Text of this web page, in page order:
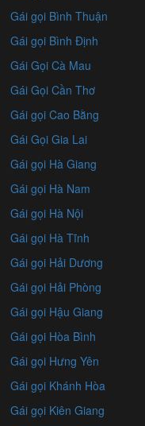
Gái gọi Bình Thuận
Gái gọi Bình Định
Gái Gọi Cà Mau
Gái Gọi Cần Thơ
Gái gọi Cao Bằng
Gái Gọi Gia Lai
Gái gọi Hà Giang
Gái gọi Hà Nam
Gái gọi Hà Nội
Gái gọi Hà Tĩnh
Gái gọi Hải Dương
Gái gọi Hải Phòng
Gái gọi Hậu Giang
Gái gọi Hòa Bình
Gái gọi Hưng Yên
Gái gọi Khánh Hòa
Gái gọi Kiên Giang